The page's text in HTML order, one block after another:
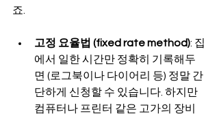
죠.
고정 요율법 (fixed rate method): 집
에서 일한 시간만 정확히 기록해두
면 (로그북이나 다이어리 등) 정말 간
단하게 신청할 수 있습니다. 하지만
컴퓨터나 프린터 같은 고가의 장비